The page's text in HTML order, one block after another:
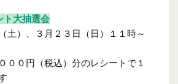
ト大抽選会
土）、３月２３日（日）１１時～
００円（税込）分のレシートで１